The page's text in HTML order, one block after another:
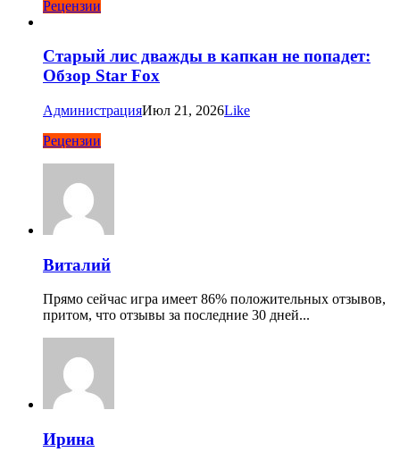
Рецензии
Старый лис дважды в капкан не попадет:
Обзор Star Fox
АдминистрацияИюл 21, 2026Like
Рецензии
Виталий
Прямо сейчас игра имеет 86% положительных отзывов,
притом, что отзывы за последние 30 дней...
Ирина